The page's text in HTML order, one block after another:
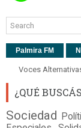
Palmira FM
Voces
¿QUÉ
Sociedad